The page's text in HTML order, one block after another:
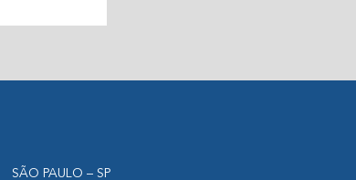
SÃO PAULO – SP